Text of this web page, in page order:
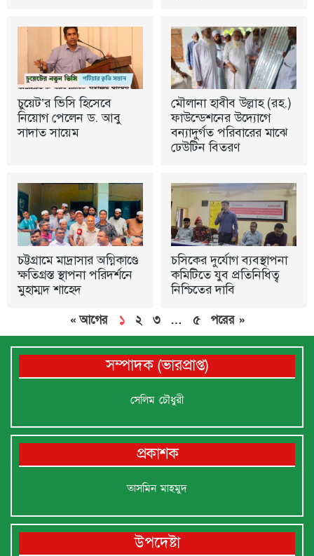
চুয়েট’র ভিসি হিসেবে
নিয়োগ পেলেন ড. আবু
সাদাত সায়েম
মৌলানা হাবীব উল্লাহ (রহ.)
ফাউন্ডেশনের উদ্যোগে
বন্যাদুর্গত পরিবারের মাঝে
ঢেউটিন বিতরণ
চট্টগ্রামে মাদ্রাসার অগ্নিকাণ্ডে
ক্ষতিগ্রস্ত স্থাপনা পরিদর্শনে
মুহাম্মদ শাহেদ
চসিকের দুর্যোগ ব্যবস্থাপনা
কমিটিতে যুব প্রতিনিধিত্ব
নিশ্চিতের দাবি
« আগের ১ ২ ৩ … ৫ পরের »
সম্পাদক (ভারপ্রাপ্ত)
সেলিম চৌধুরী
প্রকাশক
তাসমিন মাহমুদ
উপদেষ্টা